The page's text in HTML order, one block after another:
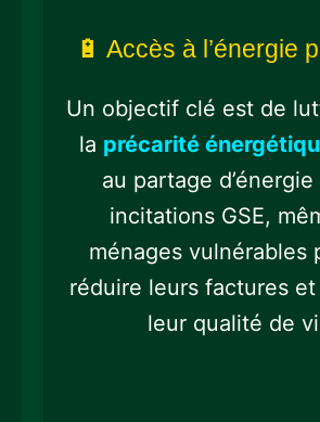
🔋 Accès à l’énergie
Un objectif clé est de
la précarité
au partage
incitations GSE,
ménages vulnérables
réduire leurs factures
leur qualité de